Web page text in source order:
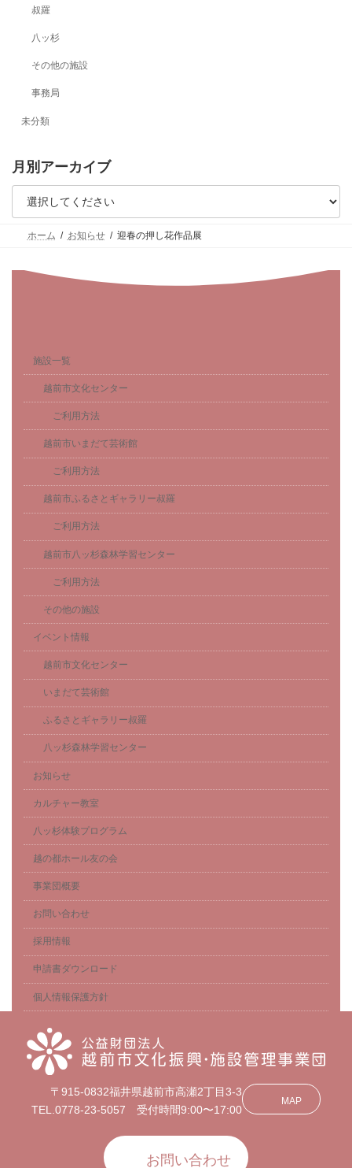
叔羅
八ッ杉
その他の施設
事務局
未分類
月別アーカイブ
ホーム お知らせ 迎春の押し花作品展
施設一覧
越前市文化センター
ご利用方法
越前市いまだて芸術館
ご利用方法
越前市ふるさとギャラリー叔羅
ご利用方法
越前市八ッ杉森林学習センター
ご利用方法
その他の施設
イベント情報
越前市文化センター
いまだて芸術館
ふるさとギャラリー叔羅
八ッ杉森林学習センター
お知らせ
カルチャー教室
八ッ杉体験プログラム
越の都ホール友の会
事業団概要
お問い合わせ
採用情報
申請書ダウンロード
個人情報保護方針
〒915-0832福井県越前市高瀬2丁目3-3
TEL.0778-23-5057 受付時間9:00〜17:00
MAP
お問い合わせ